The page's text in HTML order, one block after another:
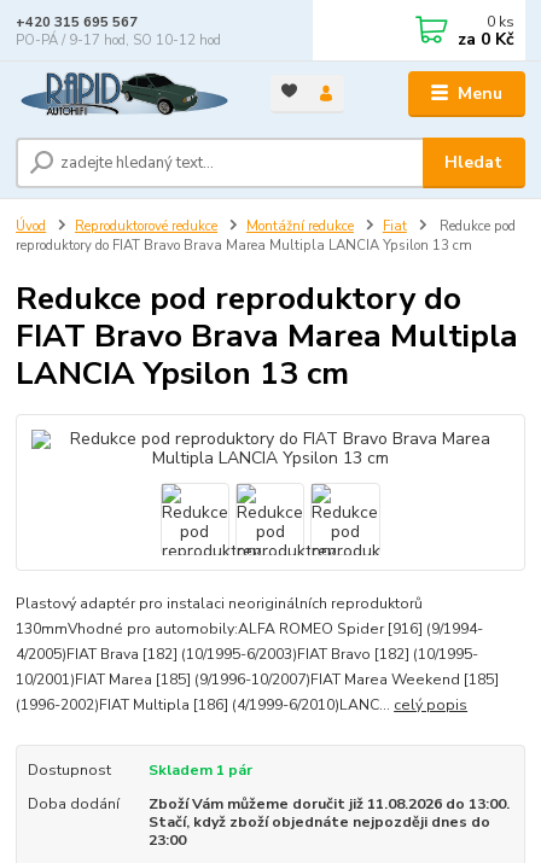
Menu
Hledat
+420 315 695 567
PO-PÁ / 9-17 hod, SO 10-12 hod
0 ks
za 0 Kč
Úvod Reproduktorové redukce Montážní redukce Fiat
Redukce pod
reproduktory do FIAT Bravo Brava Marea Multipla LANCIA Ypsilon 13 cm
Redukce pod reproduktory do
FIAT Bravo Brava Marea Multipla
LANCIA Ypsilon 13 cm
Plastový adaptér pro instalaci neoriginálních reproduktorů
130mmVhodné pro automobily:ALFA ROMEO Spider [916] (9/1994-
4/2005)FIAT Brava [182] (10/1995-6/2003)FIAT Bravo [182] (10/1995-
10/2001)FIAT Marea [185] (9/1996-10/2007)FIAT Marea Weekend [185]
(1996-2002)FIAT Multipla [186] (4/1999-6/2010)LANC... celý popis
Dostupnost
Skladem 1 pár
Doba dodání
Zboží Vám můžeme doručit již 11.08.2026 do 13:00.
Stačí, když zboží objednáte nejpozději dnes do
23:00